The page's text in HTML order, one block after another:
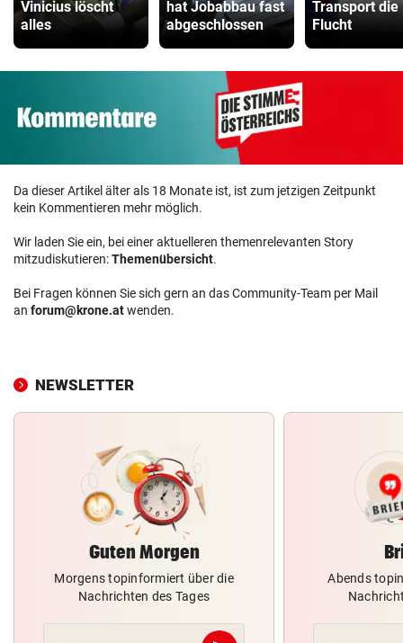
Vinicius löscht
alles
hat Jobabbau fast
abgeschlossen
Transport die
Flucht
Da dieser Artikel älter als 18 Monate ist, ist zum jetzigen Zeitpunkt
kein Kommentieren mehr möglich.
Wir laden Sie ein, bei einer aktuelleren themenrelevanten Story
mitzudiskutieren:Themenübersicht.
Bei Fragen können Sie sich gern an das Community-Team per Mail
an forum@krone.atwenden.
NEWSLETTER
Guten Morgen
Morgens topinformiert über die
Nachrichten des Tages
Abends